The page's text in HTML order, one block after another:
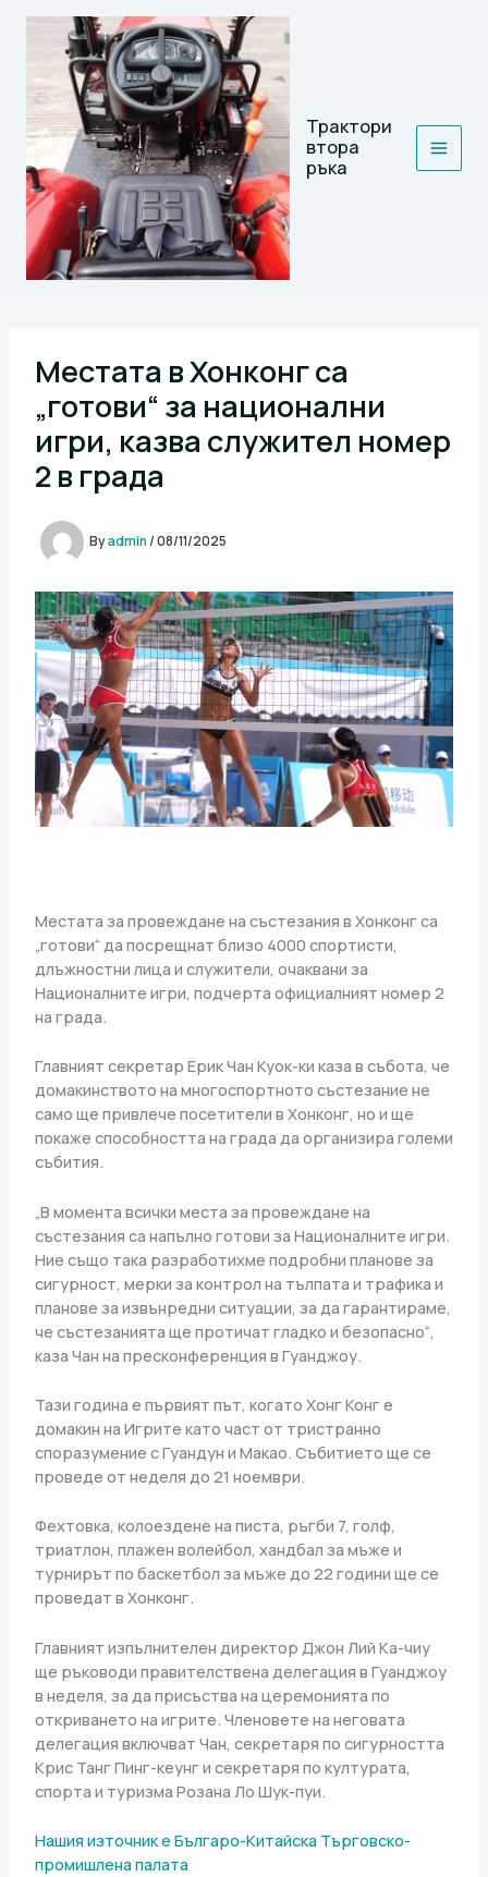
Skip
Трактори
втора
ръка
Местата в Хонконг са
„готови“ за национални
игри, казва служител номер
2 в града
Byadmin/08/11/2025
Местата за провеждане на състезания в Хонконг са
„готови“ да посрещнат близо 4000 спортисти,
длъжностни лица и служители, очаквани за
Националните игри, подчерта официалният номер 2
на града.
Главният секретар Ерик Чан Куок-ки каза в събота, че
домакинството на многоспортното състезание не
само ще привлече посетители в Хонконг, но и ще
покаже способността на града да организира големи
събития.
„В момента всички места за провеждане на
състезания са напълно готови за Националните игри.
Ние също така разработихме подробни планове за
сигурност, мерки за контрол на тълпата и трафика и
планове за извънредни ситуации, за да гарантираме,
че състезанията ще протичат гладко и безопасно“,
каза Чан на пресконференция в Гуанджоу.
Тази година е първият път, когато Хонг Конг е
домакин на Игрите като част от тристранно
споразумение с Гуандун и Макао. Събитието ще се
проведе от неделя до 21 ноември.
Фехтовка, колоездене на писта, ръгби 7, голф,
триатлон, плажен волейбол, хандбал за мъже и
турнирът по баскетбол за мъже до 22 години ще се
проведат в Хонконг.
Главният изпълнителен директор Джон Лий Ка-чиу
ще ръководи правителствена делегация в Гуанджоу
в неделя, за да присъства на церемонията по
откриването на игрите. Членовете на неговата
делегация включват Чан, секретаря по сигурността
Крис Танг Пинг-кеунг и секретаря по културата,
спорта и туризма Розана Ло Шук-пуи.
Нашия източник е Българо-Китайска Търговско-
промишлена палaта